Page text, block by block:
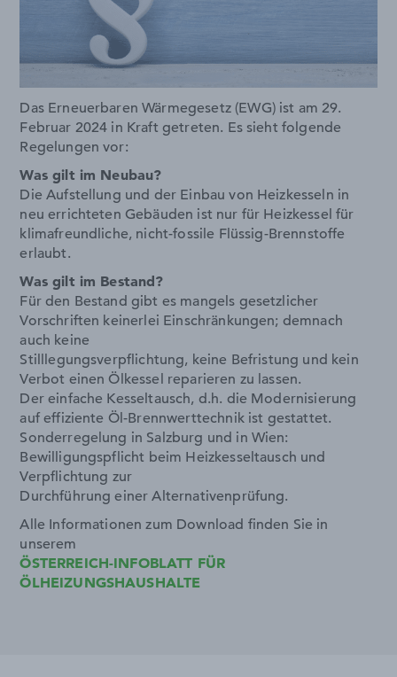
Das Erneuerbaren Wärmegesetz (EWG) ist am 29.
Februar 2024 in Kraft getreten. Es sieht folgende
Regelungen vor:
Was gilt im Neubau?
Die Aufstellung und der Einbau von Heizkesseln in
neu errichteten Gebäuden ist nur für Heizkessel für
klimafreundliche, nicht-fossile Flüssig-Brennstoffe
erlaubt.
Was gilt im Bestand?
Für den Bestand gibt es mangels gesetzlicher
Vorschriften keinerlei Einschränkungen; demnach
auch keine
Stilllegungsverpflichtung, keine Befristung und kein
Verbot einen Ölkessel reparieren zu lassen.
Der einfache Kesseltausch, d.h. die Modernisierung
auf effiziente Öl-Brennwerttechnik ist gestattet.
Sonderregelung in Salzburg und in Wien:
Bewilligungspflicht beim Heizkesseltausch und
Verpflichtung zur
Durchführung einer Alternativenprüfung.
Alle Informationen zum Download finden Sie in
unserem
ÖSTERREICH-INFOBLATT FÜR
ÖLHEIZUNGSHAUSHALTE